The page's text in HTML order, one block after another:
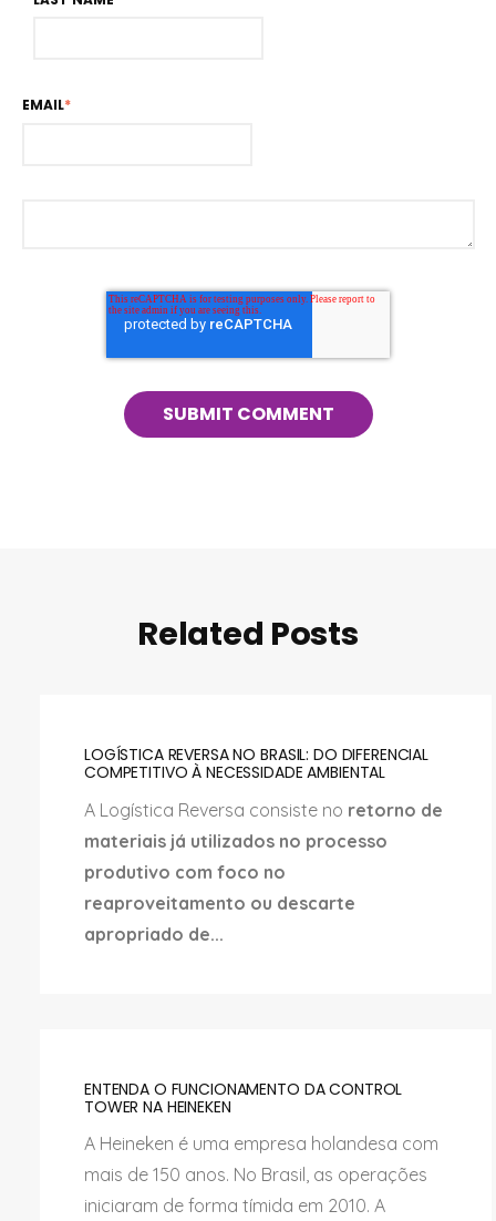
EMAIL*
Related Posts
LOGÍSTICA REVERSA NO BRASIL: DO DIFERENCIAL
COMPETITIVO À NECESSIDADE AMBIENTAL
A Logística Reversa consiste no retorno de
materiais já utilizados no processo
produtivo com foco no
reaproveitamento ou descarte
apropriado de...
ENTENDA O FUNCIONAMENTO DA CONTROL
TOWER NA HEINEKEN
A Heineken é uma empresa holandesa com
mais de 150 anos. No Brasil, as operações
iniciaram de forma tímida em 2010. A